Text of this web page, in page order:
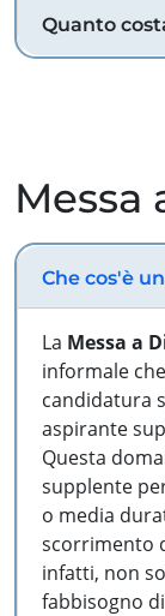
Quanto
Messa
Che cos'è
La Messa a
informale
candidatura
aspirante
Questa
supplente
o media
scorrimento
infatti, non
fabbisogno